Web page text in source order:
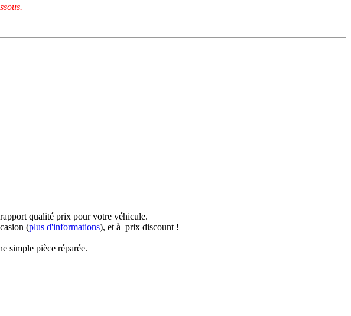
qualité prix pour votre véhicule.
(plus d'informations), et à prix discount !
simple pièce réparée.